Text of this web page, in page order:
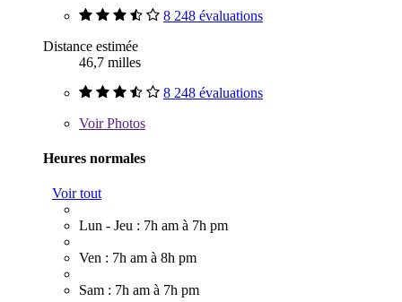
8 248 évaluations
Distance estimée
46,7 milles
8 248 évaluations
VoirPhotos
Heures normales
Voir tout
Lun - Jeu : 7h am à 7h pm
Ven : 7h am à 8h pm
Sam : 7h am à 7h pm